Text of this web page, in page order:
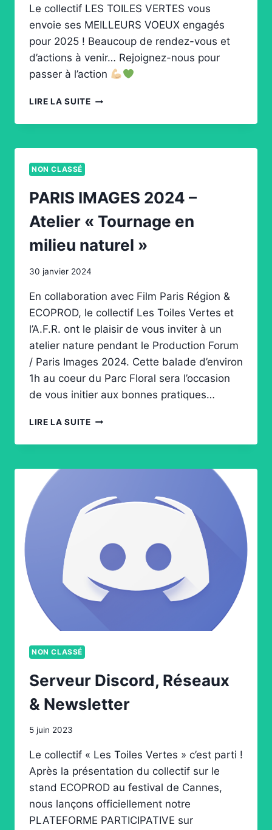
Le collectif LES TOILES VERTES vous
envoie ses MEILLEURS VOEUX engagés
pour 2025 ! Beaucoup de rendez-vous et
d’actions à venir… Rejoignez-nous pour
passer à l’action
LIRE LA SUITE MEILLEURS
2025
NON CLASSÉ
PARIS IMAGES 2024 –
Atelier « Tournage en
milieu naturel »
30 janvier 2024
En collaboration avec Film Paris Région &
ECOPROD, le collectif Les Toiles Vertes et
l’A.F.R. ont le plaisir de vous inviter à un
atelier nature pendant le Production Forum
/ Paris Images 2024. Cette balade d’environ
1h au coeur du Parc Floral sera l’occasion
de vous initier aux bonnes pratiques…
LIRE LA SUITE PARIS
2024
ATELIER
EN
MILIEU
NON CLASSÉ
Serveur Discord, Réseaux
& Newsletter
5 juin 2023
Le collectif « Les Toiles Vertes » c’est parti !
Après la présentation du collectif sur le
stand ECOPROD au festival de Cannes,
nous lançons officiellement notre
PLATEFORME PARTICIPATIVE sur